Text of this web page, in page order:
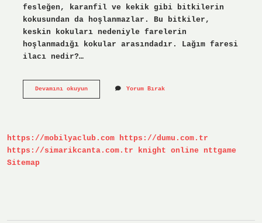
fesleğen, karanfil ve kekik gibi bitkilerin
kokusundan da hoşlanmazlar. Bu bitkiler,
keskin kokuları nedeniyle farelerin
hoşlanmadığı kokular arasındadır. Lağım faresi
ilacı nedir?…
Devamını okuyunLağım
Yorum Bırak
https://mobilyaclub.com https://dumu.com.tr
https://simarikcanta.com.tr
knight online
nttgame
Sitemap